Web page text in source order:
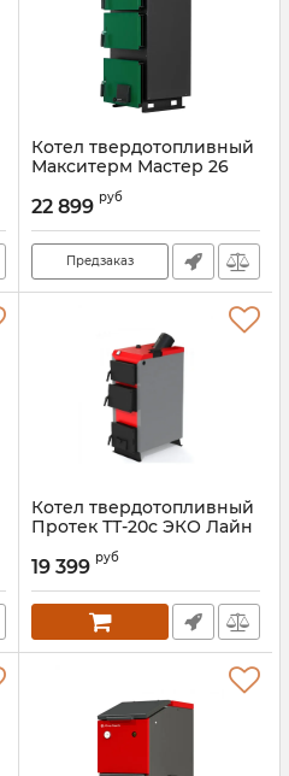
Котел твердотопливный
Макситерм Мастер 26
00000027388
22 899 руб
Предзаказ
Котел твердотопливный
Протек ТТ-20с ЭКО Лайн
00000027508
19 399 руб